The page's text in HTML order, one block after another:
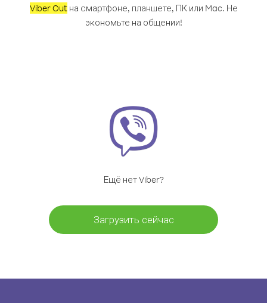
Viber Outна смартфоне, планшете, ПК или Mac. Не
экономьте на общении!
Ещё нет Viber?
Загрузить сейчас